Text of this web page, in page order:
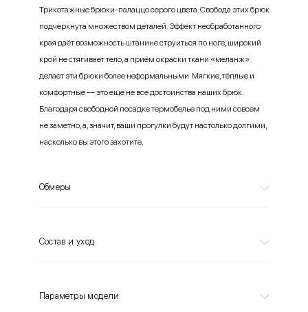
Трикотажные брюки-палаццо серого цвета. Свобода этих брюк
подчеркнута множеством деталей. Эффект необработанного
края даёт возможность штанине струиться по ноге, широкий
крой не стягивает тело, а приём окраски ткани «меланж»
делает эти брюки более неформальными. Мягкие, тёплые и
комфортные — это ещё не все достоинства наших брюк.
Благодаря свободной посадке термобелье под ними совсем
не заметно, а, значит, ваши прогулки будут настолько долгими,
насколько вы этого захотите.
Обмеры
Состав и уход
Параметры модели